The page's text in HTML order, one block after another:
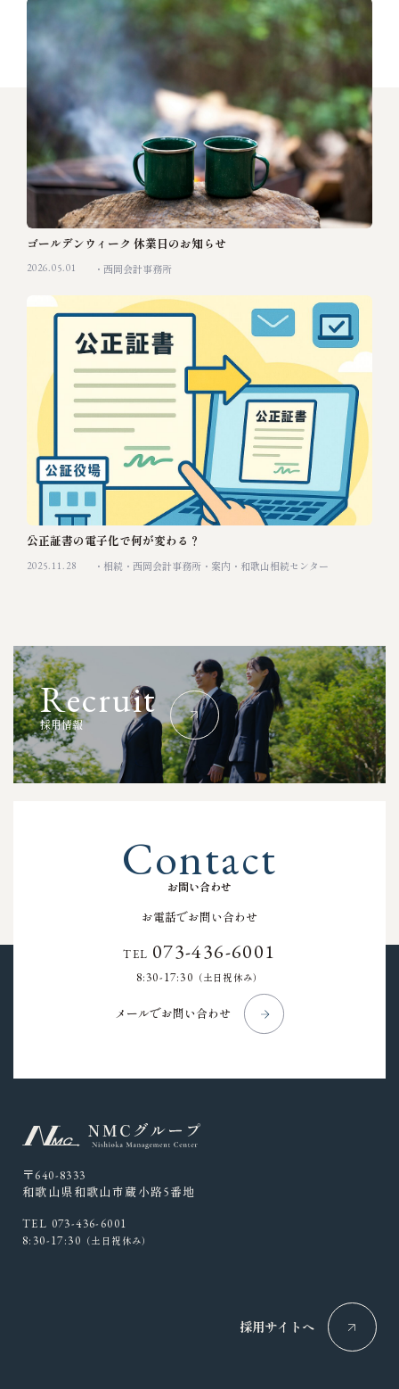
ゴールデンウィーク 休業日のお知らせ
2026.05.01 西岡会計事務所
公正証書の電子化で何が変わる？
2025.11.28 相続 西岡会計事務所 案内 和歌山相続センター
採用情報
Recruit
お問い合わせ
Contact
お電話でお問い合わせ
TEL 073-436-6001
8:30-17:30 （土日祝休み）
メールでお問い合わせ
〒640-8333
和歌山県和歌山市蔵小路5番地
TEL 073-436-6001
8:30-17:30 （土日祝休み）
採用サイトへ